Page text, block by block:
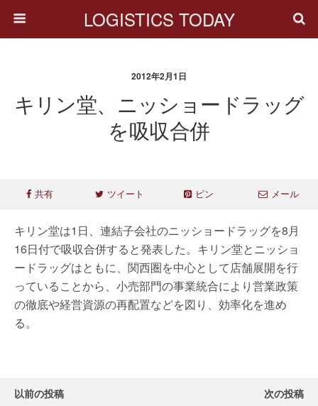
LOGISTICS TODAY
2012年2月1日
キリン堂、ニッショードラッグ
を吸収合併
共有 ツイート ピン メール
キリン堂は1日、連結子会社のニッショードラッグを8月
16日付で吸収合併すると発表した。キリン堂とニッショ
ードラッグはともに、関西圏を中心として店舗展開を行
っていることから、小売部門の事業統合により営業政策
の徹底や経営資源の再配置などを図り、効率化を進め
る。
以前の投稿 次の投稿